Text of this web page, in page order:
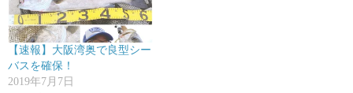
【速報】大阪湾奥で良型シー
バスを確保！
2019年7月7日